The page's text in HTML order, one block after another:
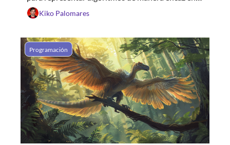
tus proyectos de programación.
Kiko Palomares
Programación